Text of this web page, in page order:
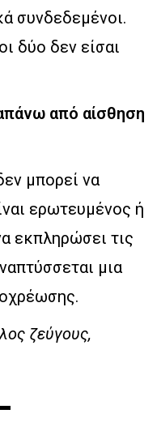
συνδεδεμένοι.
δύο δεν είσαι
από αίσθηση
μπορεί να
ερωτευμένος ή
εκπληρώσει τις
μια
ζεύγους,